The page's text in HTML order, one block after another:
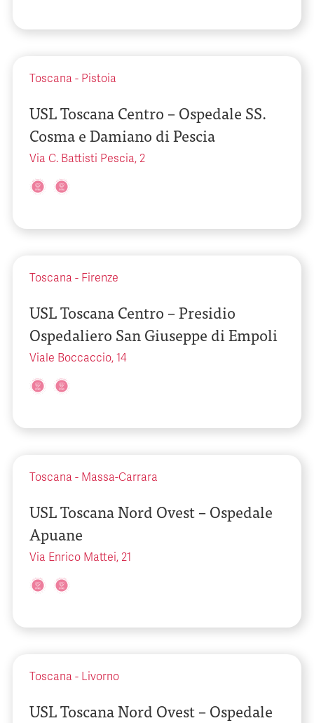
Toscana - Pistoia
USL Toscana Centro – Ospedale SS.
Cosma e Damiano di Pescia
Via C. Battisti Pescia, 2
Toscana - Firenze
USL Toscana Centro – Presidio
Ospedaliero San Giuseppe di Empoli
Viale Boccaccio, 14
Toscana - Massa-Carrara
USL Toscana Nord Ovest – Ospedale
Apuane
Via Enrico Mattei, 21
Toscana - Livorno
USL Toscana Nord Ovest – Ospedale